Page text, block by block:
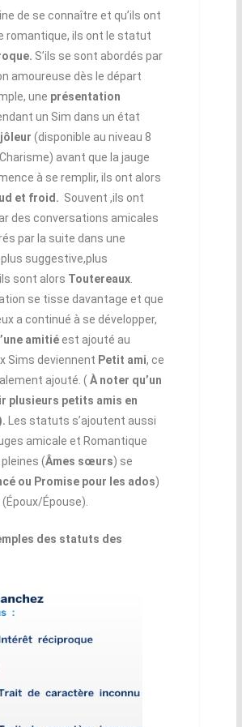
de se connaître et qu’ils ont
romantique, ils ont le statut
S’ils se sont abordés par
amoureuse dès le départ
une présentation
un Sim dans un état
(disponible au niveau 8
avant que la jauge
à se remplir, ils ont alors
et froid. Souvent ,ils ont
des conversations amicales
par la suite dans une
suggestive,plus
sont alors Toutereaux.
se tisse davantage et que
a continué à se développer,
amitiéest ajouté au
Sims deviennent Petit ami, ce
ajouté. (À noter qu’un
plusieurs petits amis en
Les statuts s’ajoutent aussi
amicale et Romantique
(Âmes sœurs) se
ou Promise pour les ados)
Épouse).
des statuts des